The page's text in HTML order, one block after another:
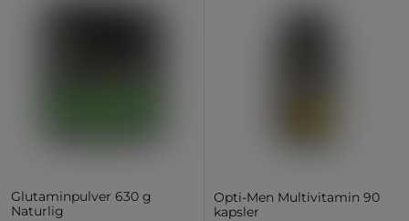
Glutaminpulver 630 g
Naturlig
Opti-Men Multivitamin 90
kapsler